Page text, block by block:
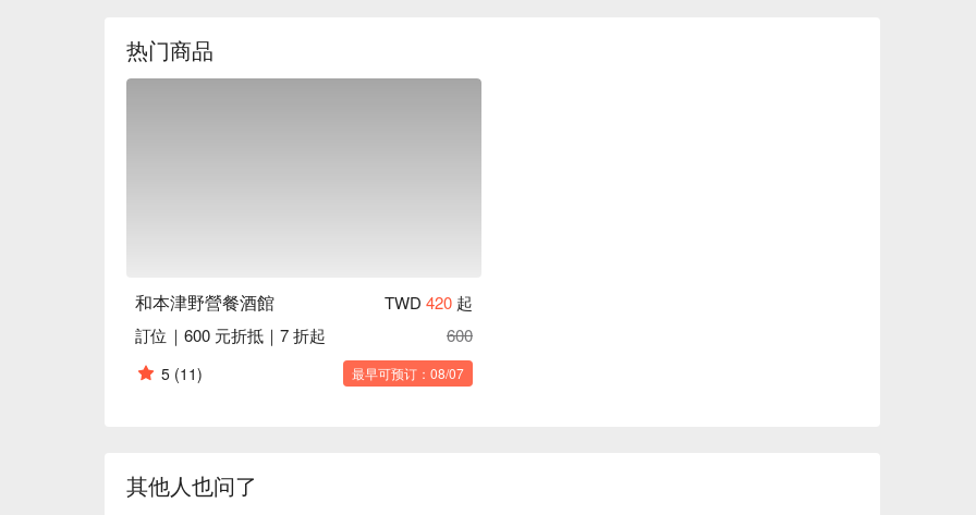
串烧和适合分享的小菜。再配上一杯超赞的日式 Highball 或其他经典居酒屋酒饮，一天的疲惫都烟
消云散了。
🍽️ 口碑必吃
🥤 招牌饮品
Japanese Highball (日式Highball) | 经典、清爽的居酒屋解腻神器。
💡 FunNow 懂吃笔记：本推荐由 AI 汇整网络热门口碑。（贴心提醒：若包含酒精饮品，请理性饮
热门商品
和本津野營餐酒館 TWD 420 起
訂位｜600 元折抵｜7 折起
600
5 (11) 最早可预订：08/07
其他人也问了